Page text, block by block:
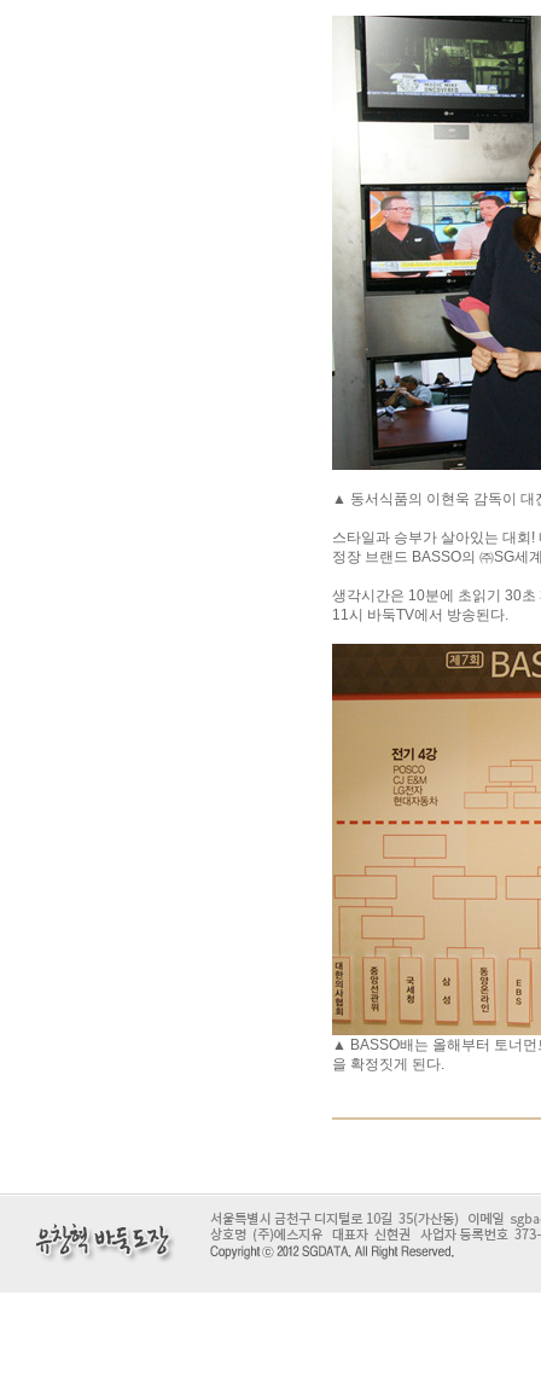
▲ 동서식품의 이현욱 감독이 대
스타일과 승부가 살아있는 대회
정장 브랜드 BASSO의 ㈜SG세
생각시간은 10분에 초읽기 30
11시 바둑TV에서 방송된다.
▲ BASSO배는 올해부터 토너
을 확정짓게 된다.